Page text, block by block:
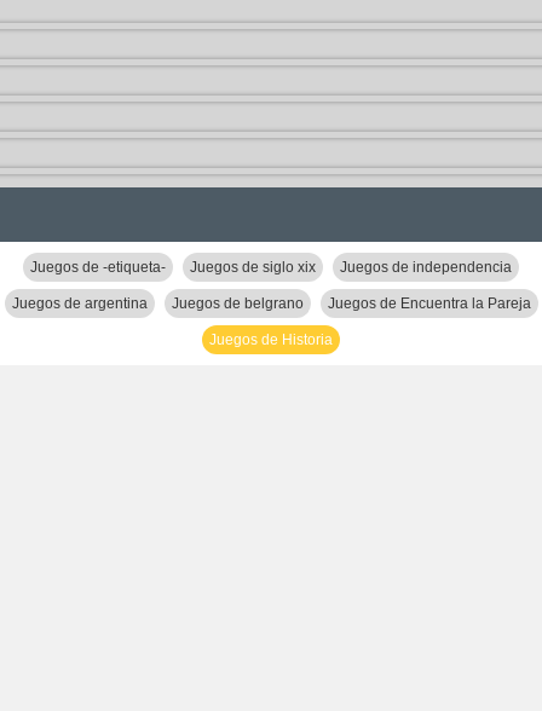
Juegos de -etiqueta- Juegos de siglo xix Juegos de independencia
Juegos de argentina Juegos de belgrano Juegos de Encuentra la Pareja
Juegos de Historia